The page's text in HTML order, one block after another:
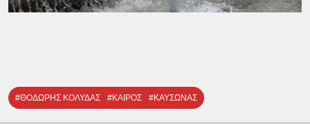
#ΘΟΔΩΡΗΣ ΚΟΛΥΔΑΣ #ΚΑΙΡΟΣ #ΚΑΥΣΩΝΑΣ